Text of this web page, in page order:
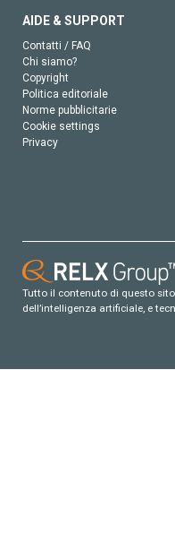
AIDE & SUPPORT
Contatti / FAQ
Chi siamo?
Copyright
Politica editoriale
Norme pubblicitarie
Cookie settings
Privacy
Tutto il contenuto di questo
dell’intelligenza artificiale, e